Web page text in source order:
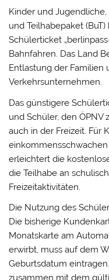
Kinder und
und Teilhabepaket
Schülerticket
Bahnfahren. Das Land
Entlastung der Familien
Verkehrsunternehmen.
Das günstigere
und Schüler, den
auch in der Freizeit. Für
erleichtert die
die Teilhabe an
Freizeitaktivitäten.
Die Nutzung des
Die bisherige
Monatskarte am
erwirbt, muss auf dem
Geburtsdatum
zusammen mit dem